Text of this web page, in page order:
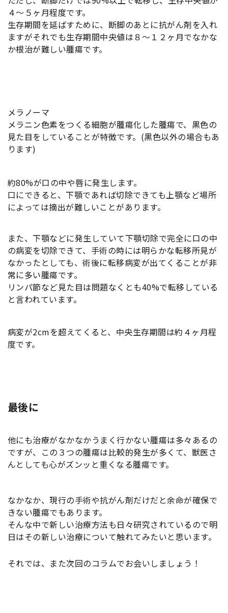
４〜５ヶ月程度です。
生存期間を延ばすために、断脚のあとに抗がん剤を入れ
ますがそれでも生存期間中央値は８〜１２ヶ月でなかな
か根治が難しい腫瘍です。
メラノーマ
メラニン色素をつくる細胞が腫瘍化した腫瘍で、黒色の
見た目をしていることが特徴です。(黒色以外の場合もあ
ります)
約80%が口の中や唇に発生します。
口にできると、下顎であれば切除できても上顎など場所
によっては摘出が難しいことがあります。
また、下顎などに発生していて下顎切除で完全に口の中
の病変を切除できて、手術の時には明らかな転移所見が
なかったとしても、術後に転移病変が出てくることが非
常に多い腫瘍です。
リンパ節など見た目は問題なくとも40%で転移している
と言われています。
病変が2cmを超えてくると、中央生存期間は約４ヶ月程
度です。
最後に
他にも治療がなかなかうまく行かない腫瘍は多々あるの
ですが、この３つの腫瘍は比較的発生が多くて、獣医さ
んとしても心がズンッと重くなる腫瘍です。
なかなか、現行の手術や抗がん剤だけだと余命が確保で
きない腫瘍でもあります。
そんな中で新しい治療方法も日々研究されているので明
日はその新しい治療について触れてみたいと思います。
それでは、また次回のコラムでお会いしましょう！